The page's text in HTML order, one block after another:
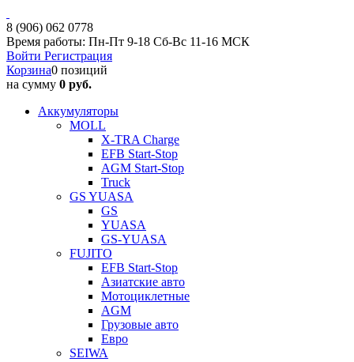
8 (906) 062 0778
Время работы: Пн-Пт 9-18 Сб-Вс 11-16 МСК
Войти Регистрация
Корзина0 позиций
на сумму 0 руб.
Аккумуляторы
MOLL
X-TRA Charge
EFB Start-Stop
AGM Start-Stop
Truck
GS YUASA
GS
YUASA
GS-YUASA
FUJITO
EFB Start-Stop
Азиатские авто
Мотоциклетные
AGM
Грузовые авто
Евро
SEIWA